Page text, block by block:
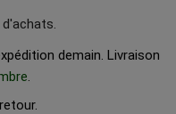
demain. Livraison